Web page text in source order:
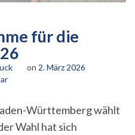
für die
on 2. März 2026
zu
für
die
Württemberg wählt
Wahl hat sich